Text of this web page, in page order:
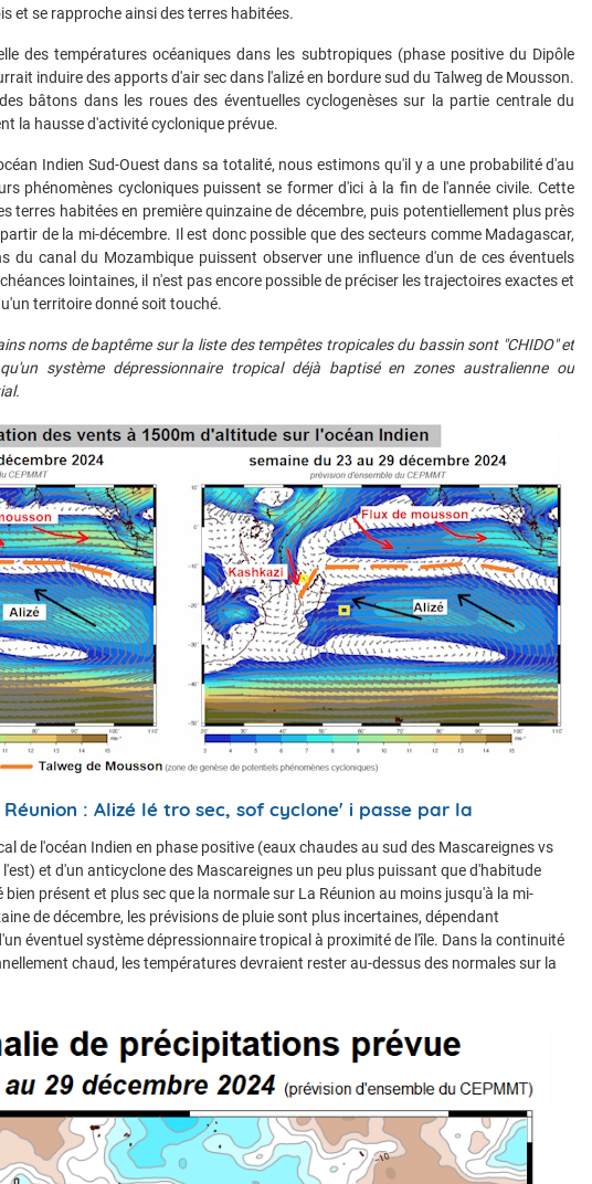
et se rapproche ainsi des terres habitées.
des températures océaniques dans les subtropiques (phase positive du Dipôle
induire des apports d'air sec dans l'alizé en bordure sud du Talweg de Mousson.
bâtons dans les roues des éventuelles cyclogenèses sur la partie centrale du
la hausse d'activité cyclonique prévue.
Indien Sud-Ouest dans sa totalité, nous estimons qu'il y a une probabilité d'au
phénomènes cycloniques puissent se former d'ici à la fin de l'année civile. Cette
terres habitées en première quinzaine de décembre, puis potentiellement plus près
de la mi-décembre. Il est donc possible que des secteurs comme Madagascar,
du canal du Mozambique puissent observer une influence d'un de ces éventuels
lointaines, il n'est pas encore possible de préciser les trajectoires exactes et
territoire donné soit touché.
noms de baptême sur la liste des tempêtes tropicales du bassin sont "CHIDO" et
système dépressionnaire tropical déjà baptisé en zones australienne ou
: Alizé lé tro sec, sof cyclone' i passe par la
de l'océan Indien en phase positive (eaux chaudes au sud des Mascareignes vs
et d'un anticyclone des Mascareignes un peu plus puissant que d'habitude
présent et plus sec que la normale sur La Réunion au moins jusqu'à la mi-
de décembre, les prévisions de pluie sont plus incertaines, dépendant
éventuel système dépressionnaire tropical à proximité de l'île. Dans la continuité
chaud, les températures devraient rester au-dessus des normales sur la